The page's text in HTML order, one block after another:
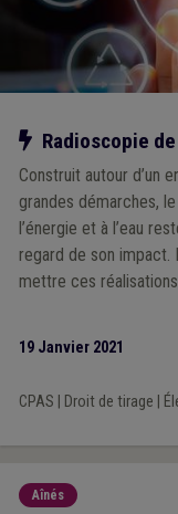
Notre action
Radioscopie
Construit autour d’un
grandes démarches,
l’énergie et à l’eau
regard de son impact.
mettre ces
présenter la
19 Janvier 2021
CPAS Droit de tirage
Aînés